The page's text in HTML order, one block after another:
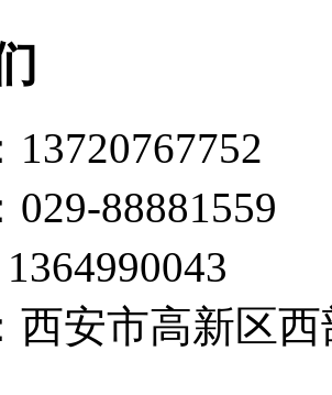
13720767752
029-88881559
西安市高新区西